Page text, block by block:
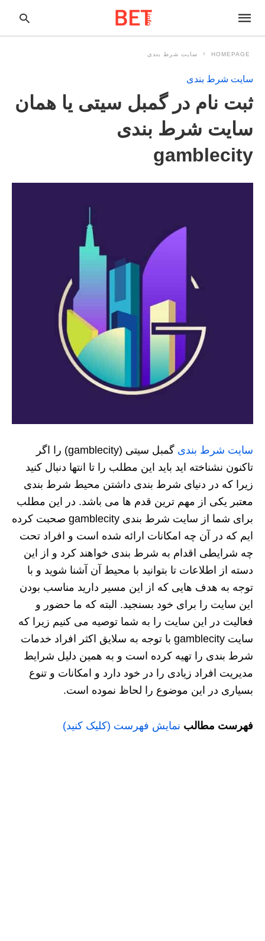
HOMEPAGE سایت شرط بندی
سایت شرط بندی
ثبت نام در گمبل سیتی یا همان
سایت شرط بندی
gamblecity
سایت شرط بندی
گمبل سیتی (gamblecity) را اگر
تاکنون نشناخته اید باید این مطلب را تا انتها دنبال کنید
زیرا که در دنیای شرط بندی داشتن محیط شرط بندی
معتبر یکی از مهم ترین قدم ها می باشد. در این مطلب
برای شما از سایت شرط بندی gamblecity صحبت کرده
ایم که در آن چه امکانات ارائه شده است و افراد تحت
چه شرایطی اقدام به شرط بندی خواهند کرد و از این
دسته از اطلاعات تا بتوانید با محیط آن آشنا شوید و با
توجه به هدف هایی که از این مسیر دارید مناسب بودن
این سایت را برای خود بسنجید. البته که ما حضور و
فعالیت در این سایت را به شما توصیه می کنیم زیرا که
سایت gamblecity با توجه به سلایق اکثر افراد خدمات
شرط بندی را تهیه کرده است و به همین دلیل شرایط
مدیریت افراد زیادی را در خود دارد و امکانات و تنوع
بسیاری در این موضوع را لحاظ نموده است.
فهرست مطالب نمایش فهرست (کلیک کنید)